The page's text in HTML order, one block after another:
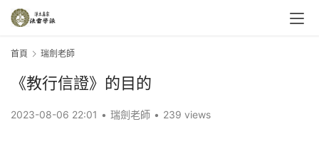
首頁 瑞劍老師
《教行信證》的目的
2023-08-06 22:01 • 瑞劍老師 • 239 views